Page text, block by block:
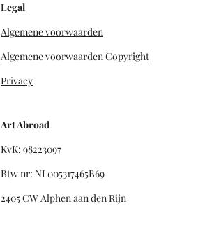
Legal
Algemene voorwaarden
Algemene voorwaarden Copyright
Privacy
Art Abroad
KvK: 98223097
Btw nr: NL005317465B69
2405 CW Alphen aan den Rijn